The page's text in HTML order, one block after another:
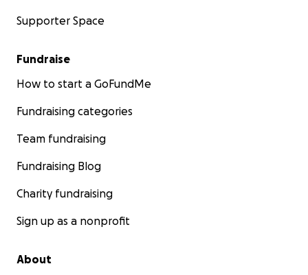
Supporter Space
Fundraise
How to start a GoFundMe
Fundraising categories
Team fundraising
Fundraising Blog
Charity fundraising
Sign up as a nonprofit
About